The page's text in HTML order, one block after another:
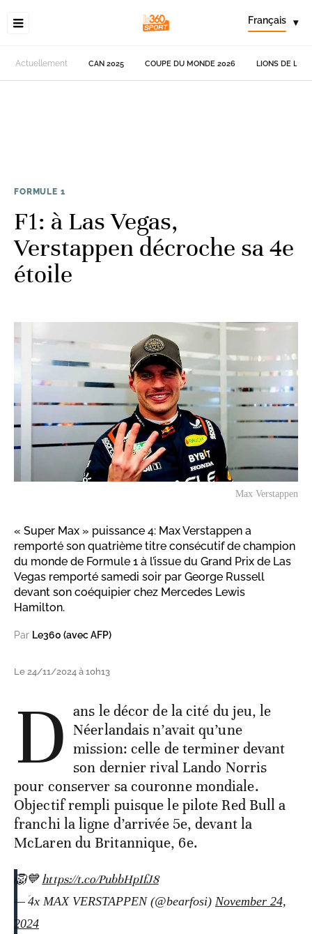
Français ▾
Actuellement CAN 2025 COUPE DU MONDE 2026 LIONS DE
FORMULE 1
F1: à Las Vegas,
Verstappen décroche sa 4e
étoile
Max Verstappen
« Super Max » puissance 4: Max Verstappen a
remporté son quatrième titre consécutif de champion
du monde de Formule 1 à l’issue du Grand Prix de Las
Vegas remporté samedi soir par George Russell
devant son coéquipier chez Mercedes Lewis
Hamilton.
Par Le360 (avec AFP)
Le 24/11/2024 à 10h13
D ans le décor de la cité du jeu, le
Néerlandais n’avait qu’une
mission: celle de terminer devant
son dernier rival Lando Norris
pour conserver sa couronne mondiale.
Objectif rempli puisque le pilote Red Bull a
franchi la ligne d’arrivée 5e, devant la
McLaren du Britannique, 6e.
🦁💙https://t.co/PubbHpIfJ8
— ؘ4x MAX VERSTAPPEN (@bearfosi) November 24,
2024